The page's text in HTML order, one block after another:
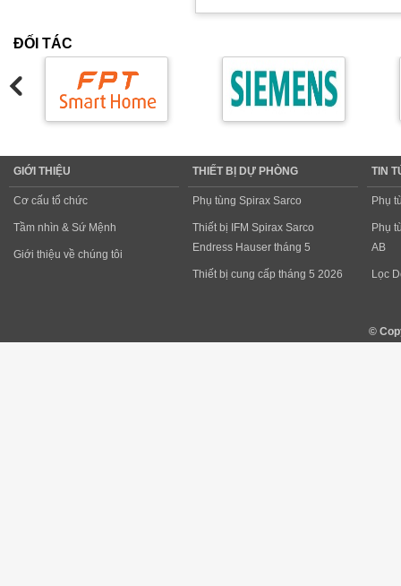
ĐỐI TÁC
GIỚI THIỆU
Cơ cấu tổ chức
Tầm nhìn & Sứ Mệnh
Giới thiệu về chúng tôi
THIẾT BỊ DỰ PHÒNG
Phụ tùng Spirax Sarco
Thiết bị IFM Spirax Sarco
Endress Hauser tháng 5
Thiết bị cung cấp tháng 5 2026
TIN
Phụ
Phụ
AB
Lọc
©